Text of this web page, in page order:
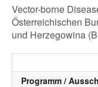
Vector-borne
Österreichischen
und Herzegowina
Programm /